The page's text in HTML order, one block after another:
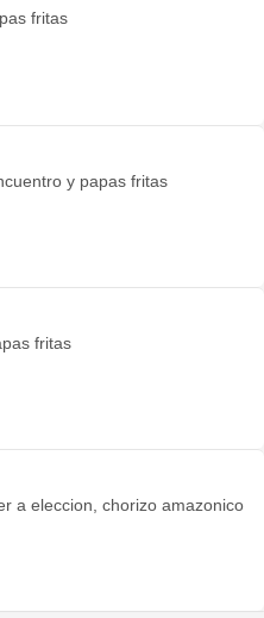
fritas
y papas fritas
fritas
a eleccion, chorizo amazonico